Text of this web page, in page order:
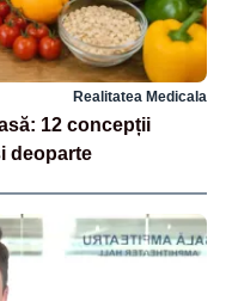
Realitatea Medicala
12 concepții
deoparte